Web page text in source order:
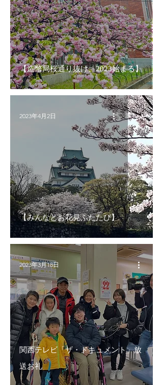
【造幣局桜通り抜け、2023始まる】
【みんなとお花見ふたたび】
2023年4月2日
関西テレビ「ザ・ドキュメント」放
送お礼
2023年3月18日